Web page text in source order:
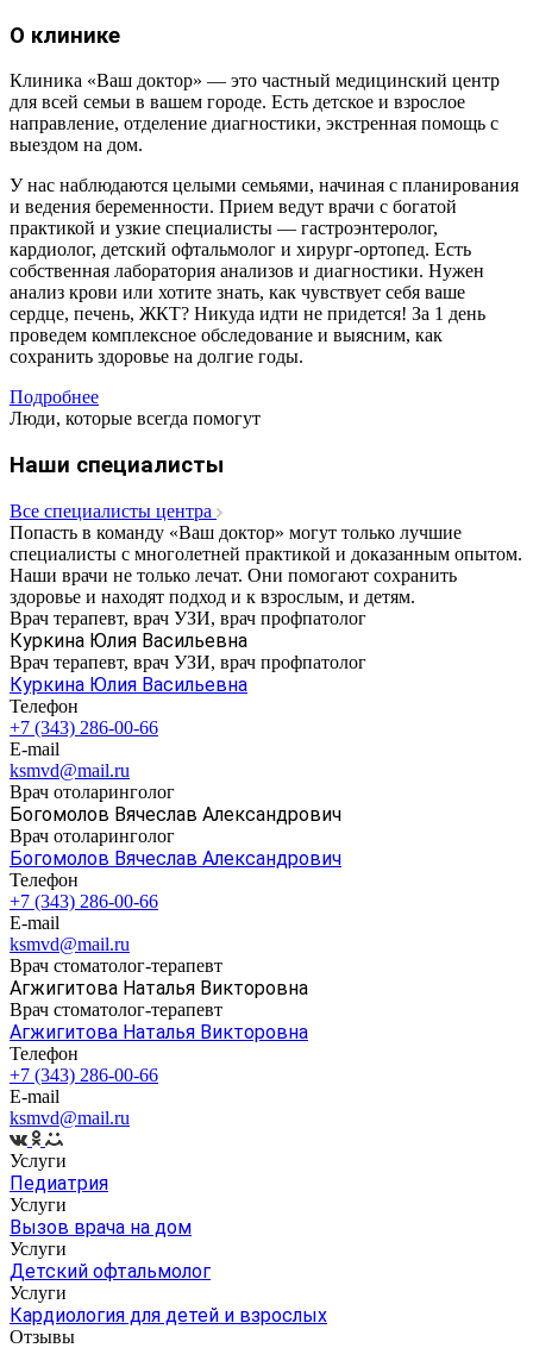
О клинике
Клиника «Ваш доктор» — это частный медицинский центр
для всей семьи в вашем городе. Есть детское и взрослое
направление, отделение диагностики, экстренная помощь с
выездом на дом.
У нас наблюдаются целыми семьями, начиная с планирования
и ведения беременности. Прием ведут врачи с богатой
практикой и узкие специалисты — гастроэнтеролог,
кардиолог, детский офтальмолог и хирург-ортопед. Есть
собственная лаборатория анализов и диагностики. Нужен
анализ крови или хотите знать, как чувствует себя ваше
сердце, печень, ЖКТ? Никуда идти не придется! За 1 день
проведем комплексное обследование и выясним, как
сохранить здоровье на долгие годы.
Подробнее
Люди, которые всегда помогут
Наши специалисты
Все специалисты центра
Попасть в команду «Ваш доктор» могут только лучшие
специалисты с многолетней практикой и доказанным опытом.
Наши врачи не только лечат. Они помогают сохранить
здоровье и находят подход и к взрослым, и детям.
Врач терапевт, врач УЗИ, врач профпатолог
Куркина Юлия Васильевна
Врач терапевт, врач УЗИ, врач профпатолог
Куркина Юлия Васильевна
Телефон
+7 (343) 286-00-66
E-mail
ksmvd@mail.ru
Врач отоларинголог
Богомолов Вячеслав Александрович
Врач отоларинголог
Богомолов Вячеслав Александрович
Телефон
+7 (343) 286-00-66
E-mail
ksmvd@mail.ru
Врач стоматолог-терапевт
Агжигитова Наталья Викторовна
Врач стоматолог-терапевт
Агжигитова Наталья Викторовна
Телефон
+7 (343) 286-00-66
E-mail
ksmvd@mail.ru
Услуги
Педиатрия
Услуги
Вызов врача на дом
Услуги
Детский офтальмолог
Услуги
Кардиология для детей и взрослых
Отзывы